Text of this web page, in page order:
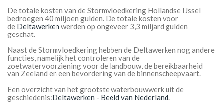
De totale kosten van de Stormvloedkering Hollandse IJssel
bedroegen 40 miljoen gulden. De totale kosten voor
de Deltawerken werden op ongeveer 3,3 miljard gulden
geschat.
Naast de Stormvloedkering hebben de Deltawerken nog andere
functies, namelijk het controleren van de
zoetwatervoorziening voor de landbouw, de bereikbaarheid
van Zeeland en een bevordering van de binnenscheepvaart.
Een overzicht van het grootste waterbouwwerk uit de
geschiedenis:Deltawerken - Beeld van Nederland.